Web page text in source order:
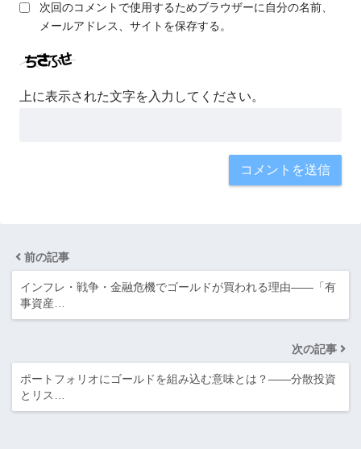
次回のコメントで使用するためブラウザーに自分の名前、
メールアドレス、サイトを保存する。
上に表示された文字を入力してください。
前の記事
インフレ・戦争・金融危機でゴールドが買われる理由――「有
事資産…
次の記事
ポートフォリオにゴールドを組み込む意味とは？――分散投資
とリス…